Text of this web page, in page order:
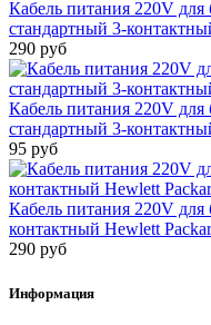
Кабель питания 220V для
стандартный 3-
290 руб
Кабель питания 220V для
стандартный 3-
95 руб
Кабель питания 220V для
контактный Hewlett
290 руб
Информация